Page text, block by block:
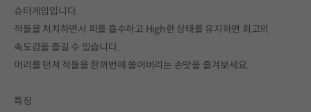
슈터게임입니다.
적들을 처치하면서 피를 흡수하고 High한 상태를 유지하면 최고의
속도감을 즐길 수 있습니다.
머리를 던져 적들을 한꺼번에 쓸어버리는 손맛을 즐겨보세요.
특징